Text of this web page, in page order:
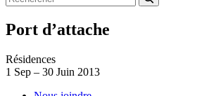
Port d’attache
Résidences
1 Sep – 30 Juin 2013